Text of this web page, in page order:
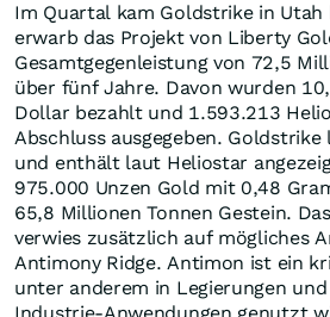
Im Quartal kam Goldstrike in Utah
erwarb das Projekt von Liberty
Gesamtgegenleistung von 72,5
über fünf Jahre. Davon wurden
Dollar bezahlt und 1.593.213
Abschluss ausgegeben. Goldstrike
und enthält laut Heliostar
975.000 Unzen Gold mit 0,48
65,8 Millionen Tonnen Gestein.
verwies zusätzlich auf mögliches
Antimony Ridge. Antimon ist ein
unter anderem in Legierungen